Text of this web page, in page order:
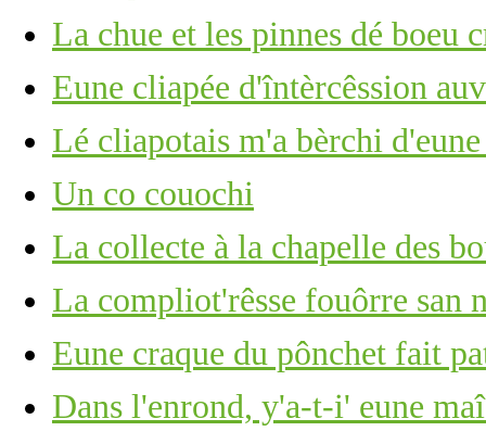
La chue et les pinnes dé boeu
Eune cliapée d'întèrcêssion
Lé cliapotais m'a bèrchi
Un co couochi
La collecte à la chapelle des
La compliot'rêsse fouôrre san
Eune craque du pônchet fait
Dans l'enrond, y'a-t-i' eune